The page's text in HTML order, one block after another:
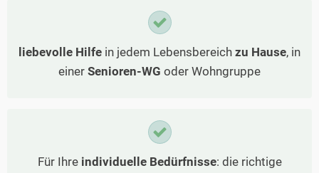
liebevolle Hilfe in jedem Lebensbereich zu Hause, in
einer Senioren-WG oder Wohngruppe
Für Ihre individuelle Bedürfnisse: die richtige